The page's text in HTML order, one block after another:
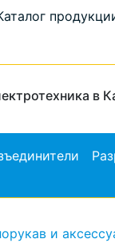
в
и